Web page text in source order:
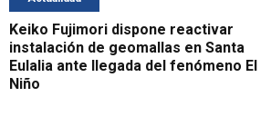
Keiko Fujimori dispone reactivar
instalación de geomallas en Santa
Eulalia ante llegada del fenómeno El
Niño